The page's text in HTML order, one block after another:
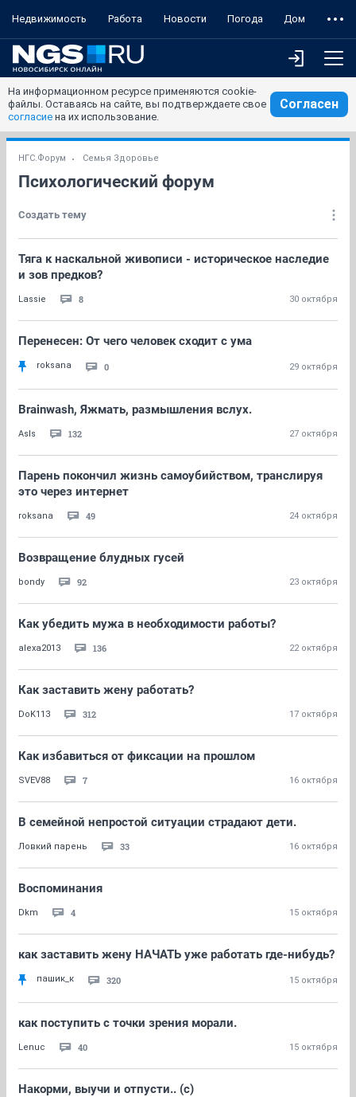
Недвижимость Работа Новости Погода Дом
На информационном ресурсе применяются cookie-
файлы. Оставаясь на сайте, вы подтверждаете свое
согласие на их использование.
Согласен
НГС.Форум Семья Здоровье
Психологический форум
Создать тему
Тяга к наскальной живописи - историческое наследие
и зов предков?
Lassie 8 30 октября
Перенесен: От чего человек сходит с ума
roksana 0 29 октября
Brainwash, Яжмать, размышления вслух.
AsIs 132 27 октября
Парень покончил жизнь самоубийством, транслируя
это через интернет
roksana 49 24 октября
Возвращение блудных гусей
bondy 92 23 октября
Как убедить мужа в необходимости работы?
alexa2013 136 22 октября
Как заставить жену работать?
DoK113 312 17 октября
Как избавиться от фиксации на прошлом
SVEV88 7 16 октября
В семейной непростой ситуации страдают дети.
Ловкий парень 33 16 октября
Воспоминания
Dkm 4 15 октября
как заставить жену НАЧАТЬ уже работать где-нибудь?
пашик_к 320 15 октября
как поступить с точки зрения морали.
Lenuc 40 15 октября
Накорми, выучи и отпусти.. (с)